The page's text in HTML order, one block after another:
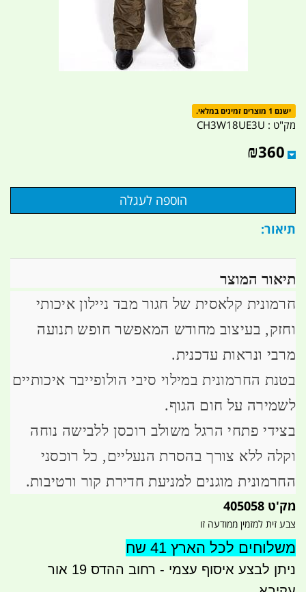
ישנם 1 מוצרים זמינים במלאי.
מק"ט : CH3W18UE3U
₪360
תיאור:
תיאור המוצר
חרמונית קלאסית של חגור מבד ניילון איכותי
וחזק, בעיצוב מחודש המאפשר חופש תנועה
מרבי ונראות עדכנית.
בטנת החרמונית במילוי סיבי הולופייבר איכותיים
לשמירה על חום הגוף.
בצידי פתחי הרגל משולב רוכסן ללבישה נוחה
וקלה ללא צורך בהסרת הנעליים, כל רוכסני
החרמונית מוגנים למניעת חדירת קור ורטיבות.
מק'ט 405058
צבע זית למזמין ממודעה זו
משלוחים לכל הארץ 41 שח
ניתן לבצע איסוף עצמי - רחוב ההדס 19 אור